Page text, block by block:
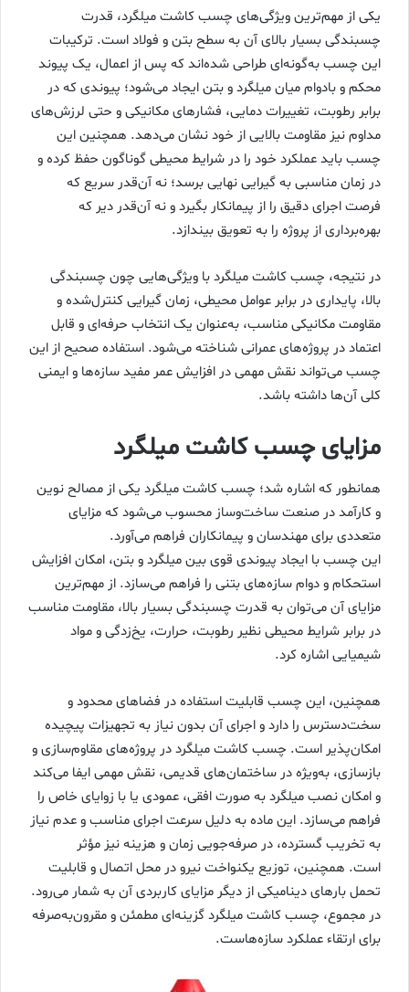
یکی از مهم‌ترین ویژگی‌های چسب کاشت میلگرد، قدرت
چسبندگی بسیار بالای آن به سطح بتن و فولاد است. ترکیبات
این چسب به‌گونه‌ای طراحی شده‌اند که پس از اعمال، یک پیوند
محکم و بادوام میان میلگرد و بتن ایجاد می‌شود؛ پیوندی که در
برابر رطوبت، تغییرات دمایی، فشارهای مکانیکی و حتی لرزش‌های
مداوم نیز مقاومت بالایی از خود نشان می‌دهد. همچنین این
چسب باید عملکرد خود را در شرایط محیطی گوناگون حفظ کرده و
در زمان مناسبی به گیرایی نهایی برسد؛ نه آن‌قدر سریع که
فرصت اجرای دقیق را از پیمانکار بگیرد و نه آن‌قدر دیر که
بهره‌برداری از پروژه را به تعویق بیندازد.
در نتیجه، چسب کاشت میلگرد با ویژگی‌هایی چون چسبندگی
بالا، پایداری در برابر عوامل محیطی، زمان گیرایی کنترل‌شده و
مقاومت مکانیکی مناسب، به‌عنوان یک انتخاب حرفه‌ای و قابل
اعتماد در پروژه‌های عمرانی شناخته می‌شود. استفاده صحیح از این
چسب می‌تواند نقش مهمی در افزایش عمر مفید سازه‌ها و ایمنی
کلی آن‌ها داشته باشد.
مزایای چسب کاشت میلگرد
همانطور که اشاره شد؛ چسب کاشت میلگرد یکی از مصالح نوین
و کارآمد در صنعت ساخت‌وساز محسوب می‌شود که مزایای
متعددی برای مهندسان و پیمانکاران فراهم می‌آورد.
این چسب با ایجاد پیوندی قوی بین میلگرد و بتن، امکان افزایش
استحکام و دوام سازه‌های بتنی را فراهم می‌سازد. از مهم‌ترین
مزایای آن می‌توان به قدرت چسبندگی بسیار بالا، مقاومت مناسب
در برابر شرایط محیطی نظیر رطوبت، حرارت، یخ‌زدگی و مواد
شیمیایی اشاره کرد.
همچنین، این چسب قابلیت استفاده در فضاهای محدود و
سخت‌دسترس را دارد و اجرای آن بدون نیاز به تجهیزات پیچیده
امکان‌پذیر است. چسب کاشت میلگرد در پروژه‌های مقاوم‌سازی و
بازسازی، به‌ویژه در ساختمان‌های قدیمی، نقش مهمی ایفا می‌کند
و امکان نصب میلگرد به صورت افقی، عمودی یا با زوایای خاص را
فراهم می‌سازد. این ماده به دلیل سرعت اجرای مناسب و عدم نیاز
به تخریب گسترده، در صرفه‌جویی زمان و هزینه نیز مؤثر
است. همچنین، توزیع یکنواخت نیرو در محل اتصال و قابلیت
تحمل بارهای دینامیکی از دیگر مزایای کاربردی آن به شمار می‌رود.
در مجموع، چسب کاشت میلگرد گزینه‌ای مطمئن و مقرون‌به‌صرفه
برای ارتقاء عملکرد سازه‌هاست.